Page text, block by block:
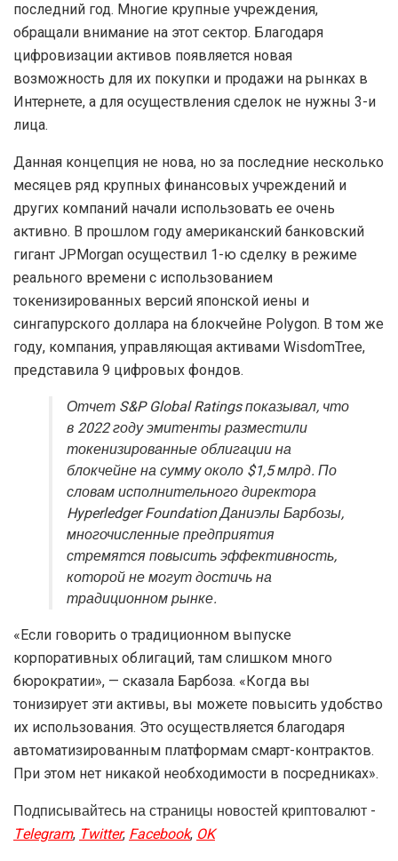
последний год. Многие крупные учреждения,
обращали внимание на этот сектор. Благодаря
цифровизации активов появляется новая
возможность для их покупки и продажи на рынках в
Интернете, а для осуществления сделок не нужны 3-и
лица.
Данная концепция не нова, но за последние несколько
месяцев ряд крупных финансовых учреждений и
других компаний начали использовать ее очень
активно. В прошлом году американский банковский
гигант JPMorgan осуществил 1-ю сделку в режиме
реального времени с использованием
токенизированных версий японской иены и
сингапурского доллара на блокчейне Polygon. В том же
году, компания, управляющая активами WisdomTree,
представила 9 цифровых фондов.
Отчет S&P Global Ratings показывал, что
в 2022 году эмитенты разместили
токенизированные облигации на
блокчейне на сумму около $1,5 млрд. По
словам исполнительного директора
Hyperledger Foundation Даниэлы Барбозы,
многочисленные предприятия
стремятся повысить эффективность,
которой не могут достичь на
традиционном рынке.
«Если говорить о традиционном выпуске
корпоративных облигаций, там слишком много
бюрократии», — сказала Барбоза. «Когда вы
тонизирует эти активы, вы можете повысить удобство
их использования. Это осуществляется благодаря
автоматизированным платформам смарт-контрактов.
При этом нет никакой необходимости в посредниках».
Подписывайтесь на страницы новостей криптовалют -
Telegram,Twitter,Facebook,OK